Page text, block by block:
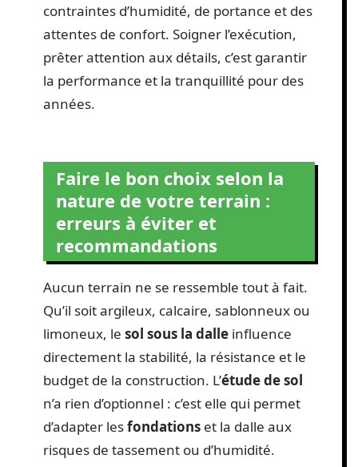
contraintes d’humidité, de portance et des
attentes de confort. Soigner l’exécution,
prêter attention aux détails, c’est garantir
la performance et la tranquillité pour des
années.
Faire le bon choix selon la
nature de votre terrain :
erreurs à éviter et
recommandations
Aucun terrain ne se ressemble tout à fait.
Qu’il soit argileux, calcaire, sablonneux ou
limoneux, le sol sous la dalle influence
directement la stabilité, la résistance et le
budget de la construction. L’étude de sol
n’a rien d’optionnel : c’est elle qui permet
d’adapter lesfondations et la dalle aux
risques de tassement ou d’humidité.